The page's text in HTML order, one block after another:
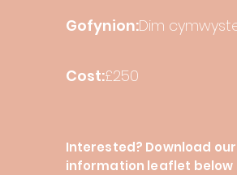
Gofynion:Dim
Cost:£250
Interested? Download our
information leaflet below